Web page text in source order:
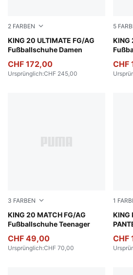
2 FARBEN
KING 20 ULTIMATE FG/AG
Fußballschuhe Damen
Silver Mist-Blue Jewel-Vibrant
CHF 172,00
Ursprünglich:CHF 245,00
5
KING
CHF
3 FARBEN
KING 20 MATCH FG/AG
Fußballschuhe Teenager
PUMA Black-PUMA White-PUMA
CHF 49,00
Ursprünglich:CHF 70,00
1
KING
CHF